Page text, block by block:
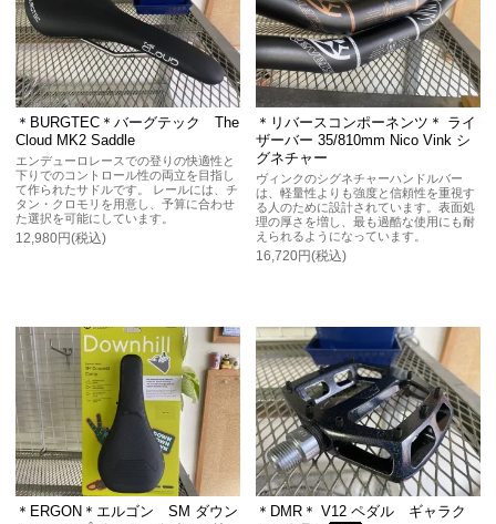
＊BURGTEC＊バーグテック The
Cloud MK2 Saddle
エンデューロレースでの登りの快適性と
下りでのコントロール性の両立を目指し
て作られたサドルです。 レールには、チ
タン・クロモリを用意し、予算に合わせ
た選択を可能にしています。
12,980円(税込)
＊リバースコンポーネンツ＊ ライ
ザーバー 35/810mm Nico Vink シ
グネチャー
ヴィンクのシグネチャーハンドルバー
は、軽量性よりも強度と信頼性を重視す
る人のために設計されています。表面処
理の厚さを増し、最も過酷な使用にも耐
えられるようになっています。
16,720円(税込)
＊ERGON＊エルゴン SM ダウン
＊DMR＊ V12 ペダル ギャラク